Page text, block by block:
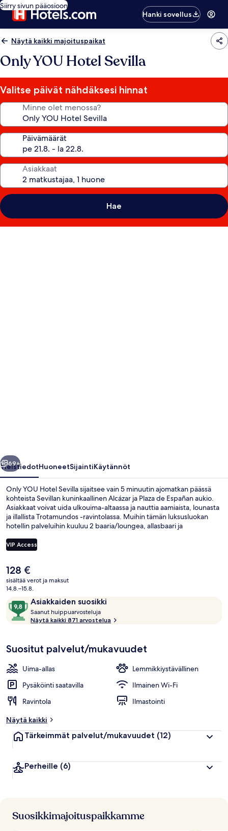
Siirry sivun pääosioon
Hanki sovellus
Näytä kaikki majoituspaikat
Only YOU Hotel Sevilla
Valitse päivät nähdäksesi hinnat
Minne olet menossa?
Päivämäärät
Asiakkaat
Hae
Seuraava
69+
YleistiedotHuoneetSijaintiKäytännöt
Only YOU Hotel Sevilla sijaitsee vain 5 minuutin ajomatkan päässä
kohteista Sevillan kuninkaallinen Alcázar ja Plaza de Españan aukio.
Asiakkaat voivat uida ulkouima-altaassa ja nauttia aamiaista, lounasta
ja illallista Trotamundos -ravintolassa. Muihin tämän luksusluokan
hotellin palveluihin kuuluu 2 baaria/loungea, allasbaari ja
myös asioita, joista matkailijat pitävät.
VIP Access
Nykyinen
hinta
on
128 €
sisältää verot ja maksut
14.8.–15.8.
ArvostelutAsiakkaiden suosikki
9,8
kautta
10,
suosikki
Saanut huippuarvosteluja
a
u
a
r
j
a
Näytä kaikki 871 arvostelua
Suositut palvelut/mukavuudet
Uima-allas
Lemmikkiystävällinen
Pysäköinti saatavilla
Ilmainen Wi-Fi
Ravintola
Ilmastointi
Näytä kaikki
Tärkeimmät palvelut/mukavuudet (12)
Perheille (6)
Suosikkimajoituspaikkamme